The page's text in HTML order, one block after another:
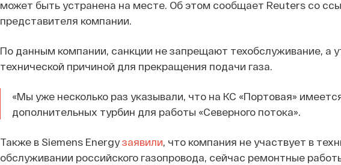
может быть устранена на месте. Об этом сообщает Reuters со
представителя компании.
По данным компании, санкции не запрещают техобслуживание, а
технической причиной для прекращения подачи газа.
«Мы уже несколько раз указывали, что на КС «Портовая»
дополнительных турбин для работы «Северного потока».
Также в Siemens Energyзаявили, что компания не участвует в
обслуживании российского газопровода, сейчас ремонтные